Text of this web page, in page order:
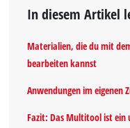
In diesem Artikel
Materialien, die du mit
bearbeiten kannst
Anwendungen im eigenen
Fazit: Das Multitool ist ein